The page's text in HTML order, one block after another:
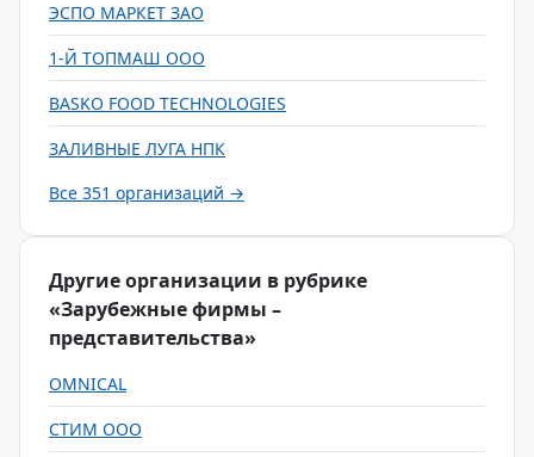
ЭСПО МАРКЕТ ЗАО
1-Й ТОПМАШ ООО
BASKO FOOD TECHNOLOGIES
ЗАЛИВНЫЕ ЛУГА НПК
Все 351 организаций →
Другие организации в рубрике
«Зарубежные фирмы –
представительства»
OMNICAL
СТИМ ООО